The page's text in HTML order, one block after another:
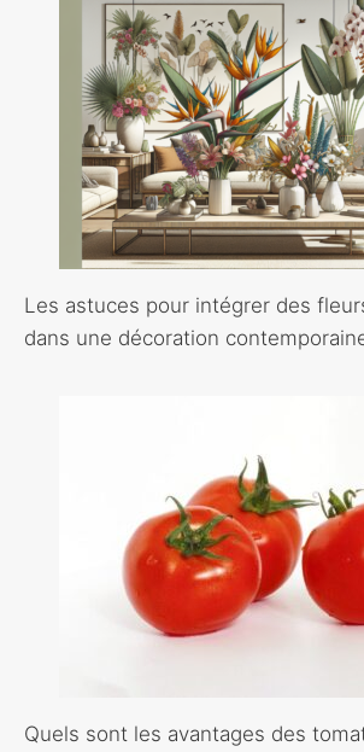
Les astuces pour intégrer des
dans une décoration
Quels sont les avantages des